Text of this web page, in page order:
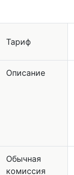
Тариф
Описание
Обычная
комиссия